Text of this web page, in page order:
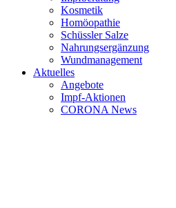
Kosmetik
Homöopathie
Schüssler Salze
Nahrungsergänzung
Wundmanagement
Aktuelles
Angebote
Impf-Aktionen
CORONA News